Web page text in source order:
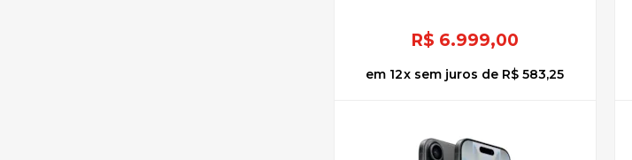
R$ 6.999,00
12x de R$ 583,25
sem juros